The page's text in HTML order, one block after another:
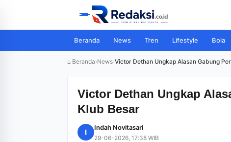
Beranda News Tren Lifestyle Bola
⌂ Beranda›News›Victor Dethan Ungkap Alasan Gabung
Victor Dethan Ungkap
Klub Besar
I
Indah Novitasari
29-06-2026, 17:38 WIB